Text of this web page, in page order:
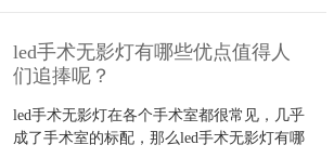
led手术无影灯有哪些优点值得人
们追捧呢？
led手术无影灯在各个手术室都很常见，几乎
成了手术室的标配，那么led手术无影灯有哪